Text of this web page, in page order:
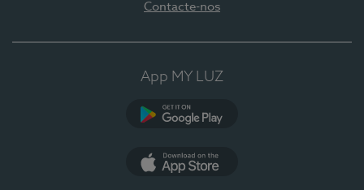
Contacte-nos
App MY LUZ